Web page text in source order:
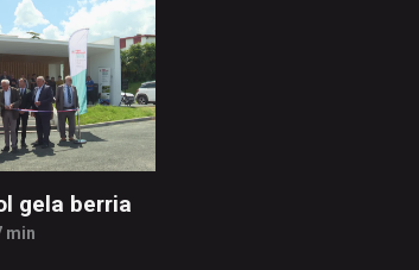
gela berria
min